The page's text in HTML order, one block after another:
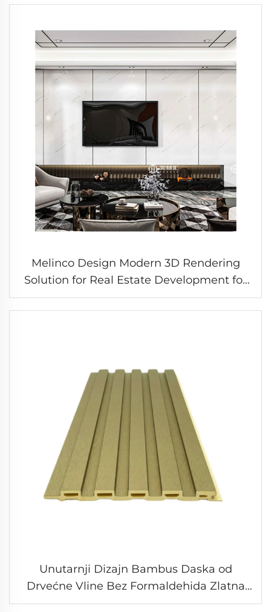
dekoracija zida
Melinco Design Modern 3D Rendering
Solution for Real Estate Development for
Hotel Apartment Villa Architecture in
Living Room
Unutarnji Dizajn Bambus Daska od
Drvećne Vline Bez Formaldehida Zlatna
Boja Metalna Površina Prazna Daska od